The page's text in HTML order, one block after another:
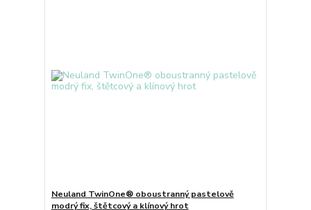
Neuland TwinOne® oboustranný pastelově
modrý fix, štětcový a klínový hrot